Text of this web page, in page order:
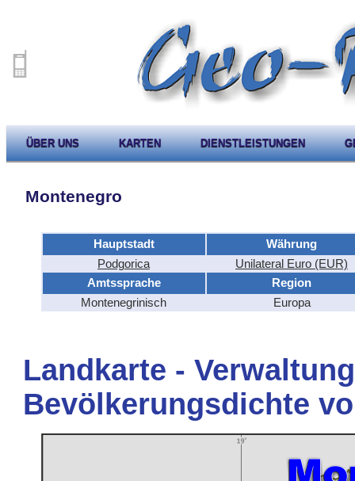
ÜBER UNS KARTEN DIENSTLEISTUNGEN
Montenegro
Hauptstadt
Währung
Podgorica
Unilateral Euro (EUR)
Amtssprache
Region
Montenegrinisch
Europa
Landkarte -
Bevölkerungsdichte